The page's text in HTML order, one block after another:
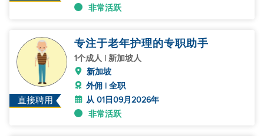
非常活跃
直接聘用
专注于老年护理的专职助手
1个成人 | 新加坡人
新加坡
外佣 | 全职
从 01日09月2026年
非常活跃